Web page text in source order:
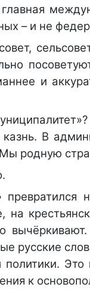
– и не
и
В
родную
на
русские
политики.
к